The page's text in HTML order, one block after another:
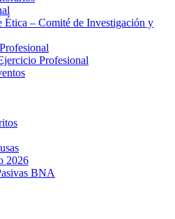
Ética – Comité de Investigación y
Profesional
2026
BNA